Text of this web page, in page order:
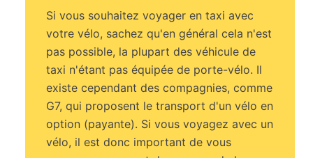
Si vous souhaitez voyager en taxi avec
votre vélo, sachez qu'en général cela n'est
pas possible, la plupart des véhicule de
taxi n'étant pas équipée de porte-vélo. Il
existe cependant des compagnies, comme
G7, qui proposent le transport d'un vélo en
option (payante). Si vous voyagez avec un
vélo, il est donc important de vous